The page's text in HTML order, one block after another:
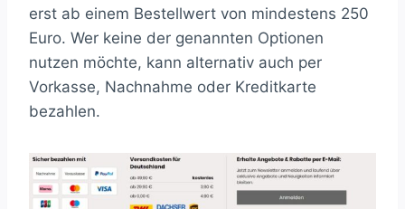
erst ab einem Bestellwert von mindestens 250
Euro. Wer keine der genannten Optionen
nutzen möchte, kann alternativ auch per
Vorkasse, Nachnahme oder Kreditkarte
bezahlen.